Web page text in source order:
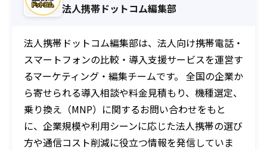
法人携帯ドットコム編集部
法人携帯ドットコム編集部は、法人向け携帯電話・
スマートフォンの比較・導入支援サービスを運営す
るマーケティング・編集チームです。 全国の企業か
ら寄せられる導入相談や料金見積もり、機種選定、
乗り換え（MNP）に関するお問い合わせをもと
に、企業規模や利用シーンに応じた法人携帯の選び
方や通信コスト削減に役立つ情報を発信していま